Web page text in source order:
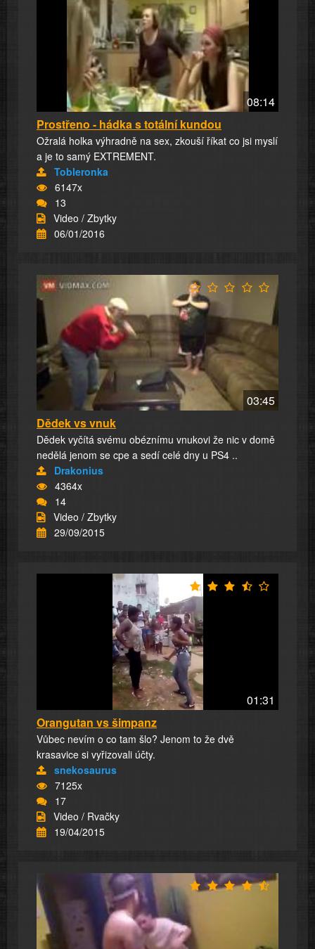
08:14
Prostřeno - hádka s totální kundou
Ožralá holka výhradně na sex, zkouší říkat co jsi myslí
a je to samý EXTREMENT.
Tobleronka
6147x
13
Video / Zbytky
06/01/2016
03:45
Dědek vs vnuk
Dědek vyčítá svému obéznímu vnukovi že nic v domě
nedělá jenom se cpe a sedí celé dny u PS4 ..
Drakonius
4364x
14
Video / Zbytky
29/09/2015
01:31
Orangutan vs šimpanz
Vůbec nevím o co tam šlo? Jenom to že dvě
krasavice si vyřizovali účty.
snekosaurus
7125x
17
Video / Rvačky
19/04/2015